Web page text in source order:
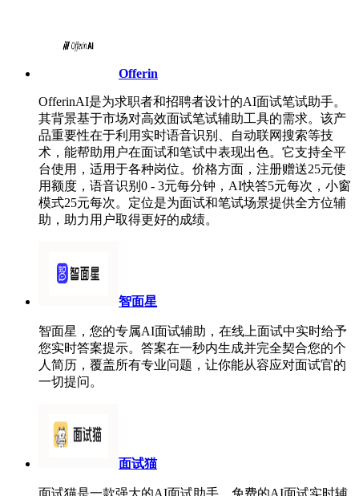
Offerin
OfferinAI是为求职者和招聘者设计的AI面试笔试助手。
其背景基于市场对高效面试笔试辅助工具的需求。该产
品重要性在于利用实时语音识别、自动联网搜索等技
术，能帮助用户在面试和笔试中表现出色。它支持全平
台使用，适用于各种岗位。价格方面，注册赠送25元使
用额度，语音识别0 - 3元每分钟，AI快答5元每次，小窗
模式25元每次。定位是为面试和笔试场景提供全方位辅
助，助力用户取得更好的成绩。
智面星
智面星，您的专属AI面试辅助，在线上面试中实时给予
您实时答案提示。答案在一秒内生成并完全契合您的个
人简历，覆盖所有专业问题，让你能从容应对面试官的
一切提问。
面试猫